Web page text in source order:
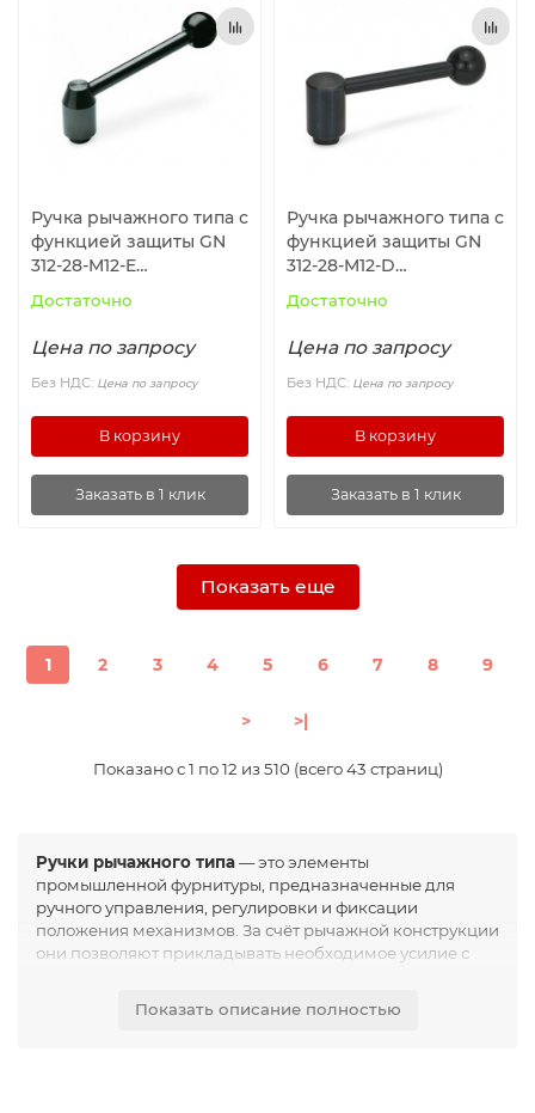
Ручка рычажного типа с
функцией защиты GN
312-28-M12-E
Достаточно
Цена по запросу
Без НДС: Цена по запросу
В корзину
Заказать в 1 клик
Ручка рычажного типа с
функцией защиты GN
312-28-M12-D
Достаточно
Цена по запросу
Без НДС: Цена по запросу
В корзину
Заказать в 1 клик
Показать еще
1 2 3 4 5 6 7 8 9
> >|
Показано с 1 по 12 из 510 (всего 43 страниц)
Ручки рычажного типа— это элементы
промышленной фурнитуры, предназначенные для
ручного управления, регулировки и фиксации
положения механизмов. За счёт рычажной конструкции
они позволяют прикладывать необходимое усилие с
Основная функция ручек рычажного типа заключается
Показать описание полностью